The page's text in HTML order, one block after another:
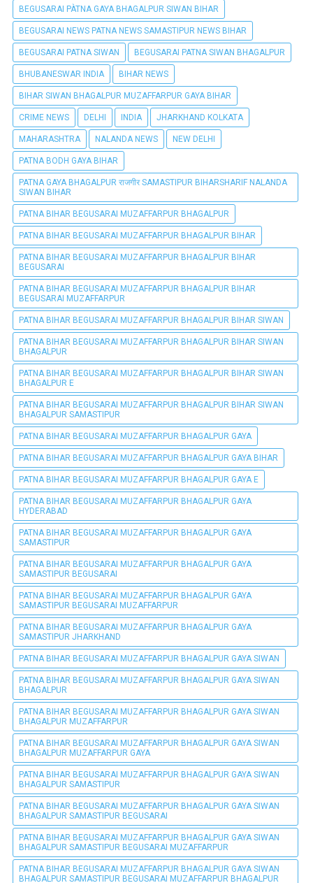
BEGUSARAI PÀTNA GAYA BHAGALPUR SIWAN BIHAR
BEGUSARAI NEWS PATNA NEWS SAMASTIPUR NEWS BIHAR
BEGUSARAI PATNA SIWAN BEGUSARAI PATNA SIWAN BHAGALPUR
BHUBANESWAR INDIA BIHAR NEWS
BIHAR SIWAN BHAGALPUR MUZAFFARPUR GAYA BIHAR
CRIME NEWS DELHI INDIA JHARKHAND KOLKATA
MAHARASHTRA NALANDA NEWS NEW DELHI
PATNA BODH GAYA BIHAR
PATNA GAYA BHAGALPUR राजगीर SAMASTIPUR BIHARSHARIF NALANDA
SIWAN BIHAR
PATNA BIHAR BEGUSARAI MUZAFFARPUR BHAGALPUR
PATNA BIHAR BEGUSARAI MUZAFFARPUR BHAGALPUR BIHAR
PATNA BIHAR BEGUSARAI MUZAFFARPUR BHAGALPUR BIHAR
BEGUSARAI
PATNA BIHAR BEGUSARAI MUZAFFARPUR BHAGALPUR BIHAR
BEGUSARAI MUZAFFARPUR
PATNA BIHAR BEGUSARAI MUZAFFARPUR BHAGALPUR BIHAR SIWAN
PATNA BIHAR BEGUSARAI MUZAFFARPUR BHAGALPUR BIHAR SIWAN
BHAGALPUR
PATNA BIHAR BEGUSARAI MUZAFFARPUR BHAGALPUR BIHAR SIWAN
BHAGALPUR E
PATNA BIHAR BEGUSARAI MUZAFFARPUR BHAGALPUR BIHAR SIWAN
BHAGALPUR SAMASTIPUR
PATNA BIHAR BEGUSARAI MUZAFFARPUR BHAGALPUR GAYA
PATNA BIHAR BEGUSARAI MUZAFFARPUR BHAGALPUR GAYA BIHAR
PATNA BIHAR BEGUSARAI MUZAFFARPUR BHAGALPUR GAYA E
PATNA BIHAR BEGUSARAI MUZAFFARPUR BHAGALPUR GAYA
HYDERABAD
PATNA BIHAR BEGUSARAI MUZAFFARPUR BHAGALPUR GAYA
SAMASTIPUR
PATNA BIHAR BEGUSARAI MUZAFFARPUR BHAGALPUR GAYA
SAMASTIPUR BEGUSARAI
PATNA BIHAR BEGUSARAI MUZAFFARPUR BHAGALPUR GAYA
SAMASTIPUR BEGUSARAI MUZAFFARPUR
PATNA BIHAR BEGUSARAI MUZAFFARPUR BHAGALPUR GAYA
SAMASTIPUR JHARKHAND
PATNA BIHAR BEGUSARAI MUZAFFARPUR BHAGALPUR GAYA SIWAN
PATNA BIHAR BEGUSARAI MUZAFFARPUR BHAGALPUR GAYA SIWAN
BHAGALPUR
PATNA BIHAR BEGUSARAI MUZAFFARPUR BHAGALPUR GAYA SIWAN
BHAGALPUR MUZAFFARPUR
PATNA BIHAR BEGUSARAI MUZAFFARPUR BHAGALPUR GAYA SIWAN
BHAGALPUR MUZAFFARPUR GAYA
PATNA BIHAR BEGUSARAI MUZAFFARPUR BHAGALPUR GAYA SIWAN
BHAGALPUR SAMASTIPUR
PATNA BIHAR BEGUSARAI MUZAFFARPUR BHAGALPUR GAYA SIWAN
BHAGALPUR SAMASTIPUR BEGUSARAI
PATNA BIHAR BEGUSARAI MUZAFFARPUR BHAGALPUR GAYA SIWAN
BHAGALPUR SAMASTIPUR BEGUSARAI MUZAFFARPUR
PATNA BIHAR BEGUSARAI MUZAFFARPUR BHAGALPUR GAYA SIWAN
BHAGALPUR SAMASTIPUR BEGUSARAI MUZAFFARPUR BHAGALPUR